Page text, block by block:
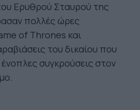
Ερυθρού Σταυρού της
πολλές ώρες
of Thrones και
του δικαίου που
συγκρούσεις στον